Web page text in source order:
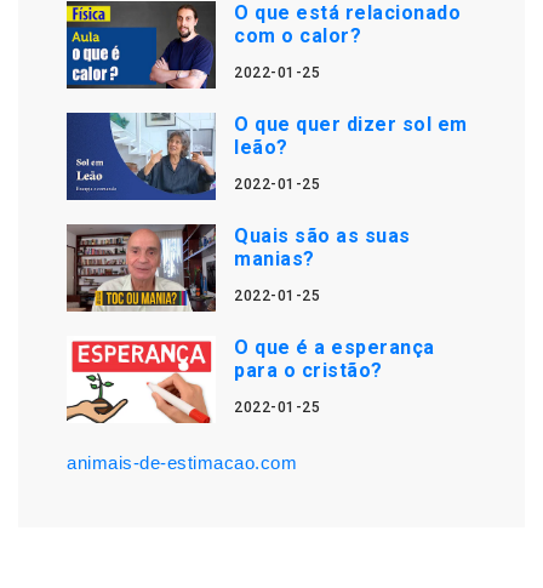
O que está relacionado
com o calor?
2022-01-25
O que quer dizer sol em
leão?
2022-01-25
Quais são as suas
manias?
2022-01-25
O que é a esperança
para o cristão?
2022-01-25
animais-de-estimacao.com